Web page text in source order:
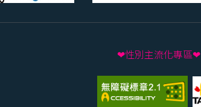
❤性別主流化專區❤